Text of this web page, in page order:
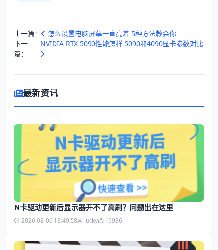
上一篇：
怎么设置电脑屏幕一直亮着 5种方法教会你
下一
篇：
NVIDIA RTX 5090性能怎样 5090和4090显卡参数对比
最新资讯
N卡驱动更新后显示器开不了高刷？问题出在这里
2026-08-06 13:49:58 lucky 19936